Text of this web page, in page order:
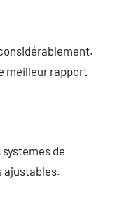
meilleur rapport
de
ajustables.